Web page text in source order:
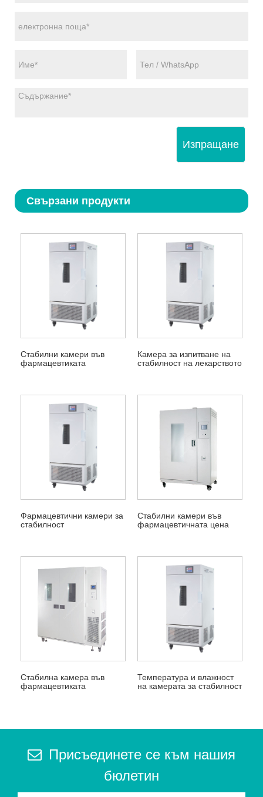
Изпращане
Свързани продукти
Стабилни камери във
фармацевтиката
Камера за изпитване на
стабилност на лекарството
Фармацевтични камери за
стабилност
Стабилни камери във
фармацевтичната цена
Стабилна камера във
фармацевтиката
Температура и влажност
на камерата за стабилност
Присъединете се към нашия
бюлетин